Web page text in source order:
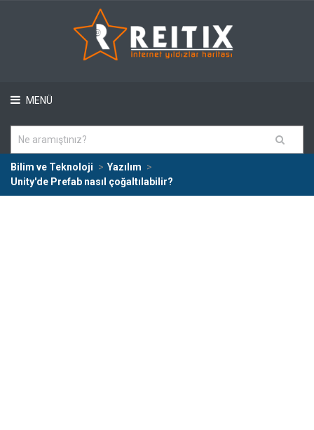
MENÜ
Bilim ve Teknoloji
Yazılım
Unity'de Prefab nasıl çoğaltılabilir?